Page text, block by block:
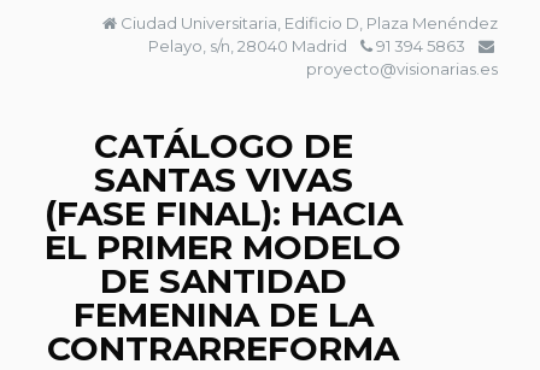
Ciudad Universitaria, Edificio D, Plaza Menéndez
Pelayo, s/n, 28040 Madrid
91 394 5863
proyecto@visionarias.es
CATÁLOGO DE
SANTAS VIVAS
(FASE FINAL): HACIA
EL PRIMER MODELO
DE SANTIDAD
FEMENINA DE LA
CONTRARREFORMA